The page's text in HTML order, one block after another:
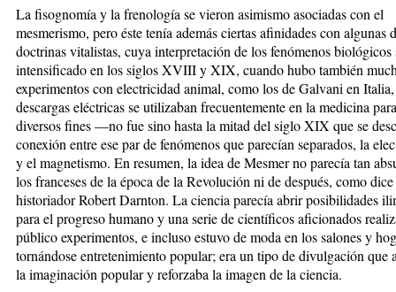
La fisognomía y la frenología se vieron asimismo asociadas con el
mesmerismo, pero éste tenía además ciertas afinidades con algunas
doctrinas vitalistas, cuya interpretación de los fenómenos biológicos
intensificado en los siglos XVIII y XIX, cuando hubo también
experimentos con electricidad animal, como los de Galvani en
descargas eléctricas se utilizaban frecuentemente en la medicina para
diversos fines —no fue sino hasta la mitad del siglo XIX que se
conexión entre ese par de fenómenos que parecían separados, la
y el magnetismo. En resumen, la idea de Mesmer no parecía tan
los franceses de la época de la Revolución ni de después, como
historiador Robert Darnton. La ciencia parecía abrir posibilidades
para el progreso humano y una serie de científicos aficionados
público experimentos, e incluso estuvo de moda en los salones y
tornándose entretenimiento popular; era un tipo de divulgación que
la imaginación popular y reforzaba la imagen de la ciencia.